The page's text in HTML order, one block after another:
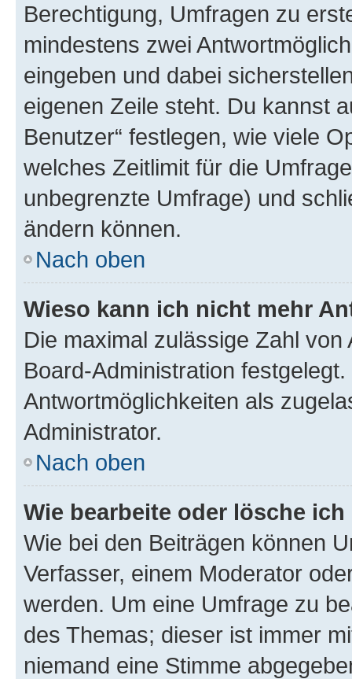
Berechtigung, Umfragen zu
mindestens zwei
eingeben und dabei
eigenen Zeile steht. Du kannst
Benutzer“ festlegen, wie viele
welches Zeitlimit für die
unbegrenzte Umfrage) und
ändern können.
Nach oben
Wieso kann ich nicht mehr
Die maximal zulässige Zahl
Board-Administration
Antwortmöglichkeiten als
Administrator.
Nach oben
Wie bearbeite oder lösche
Wie bei den Beiträgen können
Verfasser, einem Moderator
werden. Um eine Umfrage zu
des Themas; dieser ist immer
niemand eine Stimme